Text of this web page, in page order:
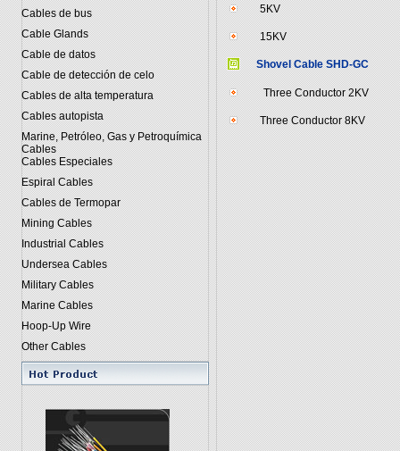
Cables de bus
Cable Glands
Cable de datos
Cable de detección de celo
Cables de alta temperatura
Cables autopista
Marine, Petróleo, Gas y Petroquímica
Cables
Cables Especiales
Espiral Cables
Cables de Termopar
Mining Cables
Industrial Cables
Undersea Cables
Military Cables
Marine Cables
Hoop-Up Wire
Other Cables
5KV
15KV
Shovel Cable SHD-GC
Three Conductor 2KV
Three Conductor 8KV